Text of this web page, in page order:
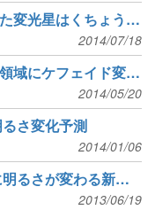
近年になく暗い極大を迎えた変光星はくちょう座χ
2014/07/18
天の川銀河外縁部のフレア領域にケフェイド変光星
2014/05/20
さ変化予測
2014/01/06
若い散開星団に発見 微小に明るさが変わる新種の変光星
2013/06/19